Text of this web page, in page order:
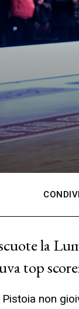
la
top
Pistoia non